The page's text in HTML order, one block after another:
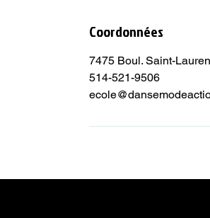
Coordonnées
7475 Boul. Saint-
514-521-9506